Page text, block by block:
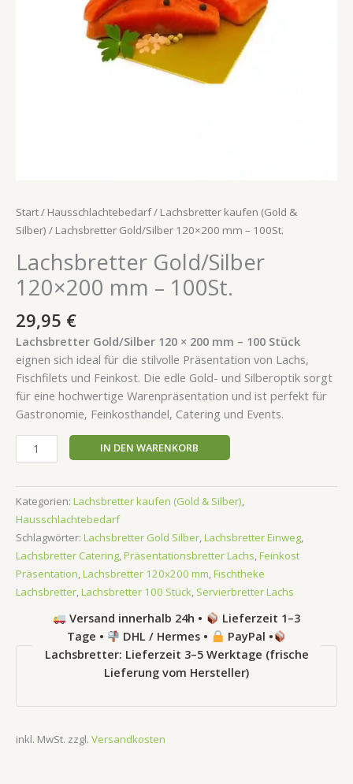
Start/ Hausschlachtebedarf/ Lachsbretter kaufen (Gold &
Silber) / Lachsbretter Gold/Silber 120×200 mm – 100St.
Lachsbretter Gold/Silber
120×200 mm – 100St.
29,95 €
Lachsbretter Gold/Silber 120 × 200 mm – 100 Stück
eignen sich ideal für die stilvolle Präsentation von Lachs,
Fischfilets und Feinkost. Die edle Gold- und Silberoptik sorgt
für eine hochwertige Warenpräsentation und ist perfekt für
Gastronomie, Feinkosthandel, Catering und Events.
IN DEN WARENKORB
Kategorien: Lachsbretter kaufen (Gold & Silber),
Hausschlachtebedarf
Schlagwörter: Lachsbretter Gold Silber,Lachsbretter Einweg,
Lachsbretter Catering,Präsentationsbretter Lachs,Feinkost
Präsentation,Lachsbretter 120x200 mm,Fischtheke
Lachsbretter,Lachsbretter 100 Stück, Servierbretter Lachs
Versand innerhalb 24h •
Lieferzeit 1–3
Tage •
DHL / Hermes •
PayPal •
Lachsbretter: Lieferzeit 3–5 Werktage (frische
Lieferung vom Hersteller)
inkl. MwSt. zzgl. Versandkosten